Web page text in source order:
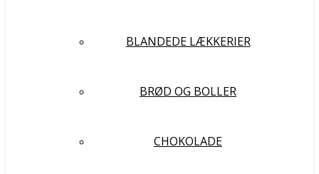
BLANDEDE LÆKKERIER
BRØD OG BOLLER
CHOKOLADE